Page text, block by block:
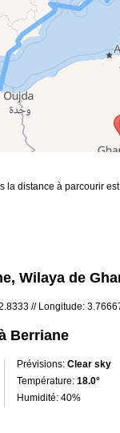
la distance à parcourir
Wilaya de
// Longitude:
Berriane
Prévisions: Clear sky
Température: 18.0°
Humidité: 40%